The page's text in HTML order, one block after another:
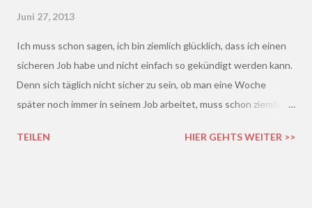
Juni 27, 2013
Ich muss schon sagen, ich bin ziemlich glücklich, dass ich einen
sicheren Job habe und nicht einfach so gekündigt werden kann.
Denn sich täglich nicht sicher zu sein, ob man eine Woche
später noch immer in seinem Job arbeitet, muss schon ziemlich
derzeitigen Situation kommt es ja leider gar nicht so wenig vor,
TEILEN HIER GEHTS WEITER >>